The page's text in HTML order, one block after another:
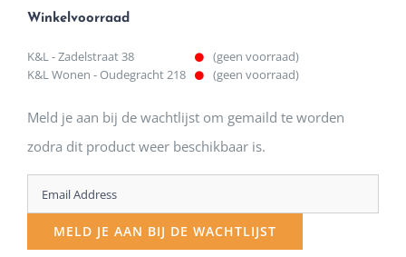
Winkelvoorraad
K&L - Zadelstraat 38
(geen voorraad)
K&L Wonen - Oudegracht 218
(geen voorraad)
Meld je aan bij de wachtlijst om gemaild te worden
zodra dit product weer beschikbaar is.
Enter
your
email
MELD JE AAN BIJ DE WACHTLIJST